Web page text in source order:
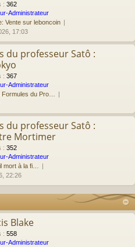
: 362
Administrateur
Vente sur leboncoin
17:03
du professeur Satô :
: 367
Administrateur
du Pro…
du professeur Satô :
Mortimer
: 352
Administrateur
mort à la fi…
22:26
Blake
: 558
Administrateur